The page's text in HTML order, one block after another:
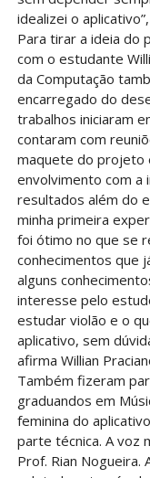
idealizei o
Para tirar a ideia do
com o estudante
da Computação
encarregado do
trabalhos iniciaram
contaram com
maquete do projeto
envolvimento com a
resultados além do
minha primeira
foi ótimo no que se
conhecimentos que
alguns
interesse pelo
estudar violão e o
aplicativo, sem
afirma Willian
Também fizeram
graduandos em
feminina do
parte técnica. A voz
Prof. Rian